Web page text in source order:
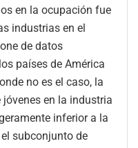
en la ocupación fue
industrias en el
de datos
países de América
no es el caso, la
en la industria
inferior a la
subconjunto de